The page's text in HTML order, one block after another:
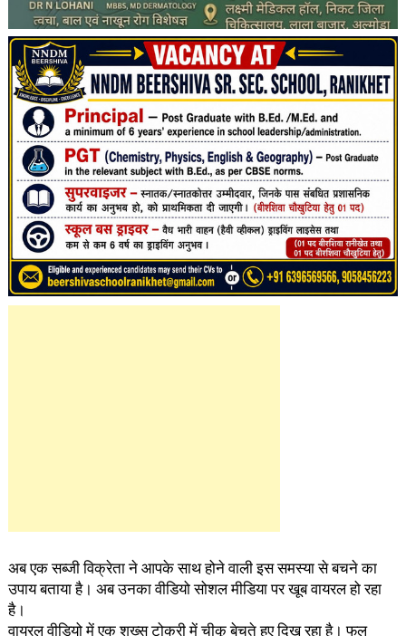
अब एक सब्जी विक्रेता ने आपके साथ होने वाली इस समस्या से बचने का
उपाय बताया है। अब उनका वीडियो सोशल मीडिया पर खूब वायरल हो रहा
है।
वायरल वीडियो में एक शख्स टोकरी में चीकू बेचते हुए दिख रहा है। फल